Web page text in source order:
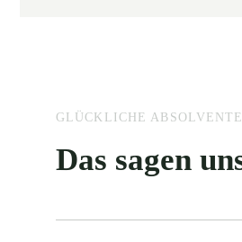
GLÜCKLICHE
Das sagen